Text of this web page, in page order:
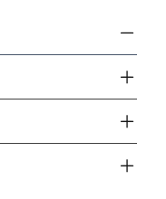
ohne Tor 44